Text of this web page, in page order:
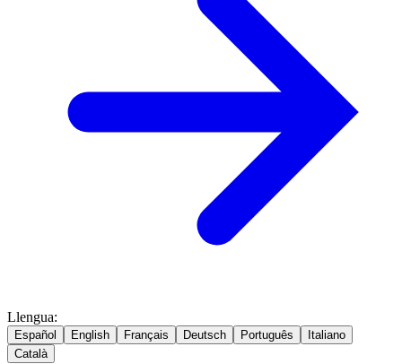
Llengua:
Español English Français Deutsch Português
Italiano
Català